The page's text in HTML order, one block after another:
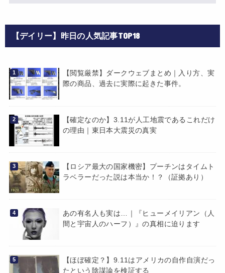
【デイリー】昨日の人気記事TOP18
【閲覧厳禁】ダークウェブまとめ｜入り方、実
際の商品、過去に実際に起きた事件。
【確定なのか】3.11が人工地震であるこれだけ
の理由｜東日本大震災の真実
【ロシア最大の国家機密】プーチンはタイムト
ラベラーだった説は本当か！？（証拠あり）
あの有名人も実は…｜『ヒューメイリアン（人
間と宇宙人のハーフ）』の真相に迫ります
【ほぼ確定？】9.11はアメリカの自作自演だっ
たという陰謀論を検証する